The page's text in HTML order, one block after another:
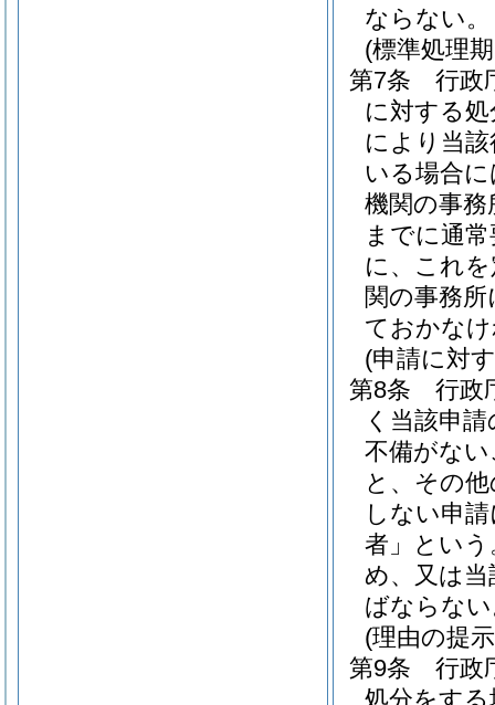
ならない。
(標準処理
第7条
行政
に対する
により当
いる場合
機関の事
までに通
に、これ
関の事務
ておかな
(申請に対
第8条
行政
く当該申
不備がな
と、その
しない申
者」という
め、又は
ばならな
(理由の提
第9条
行政
処分をす